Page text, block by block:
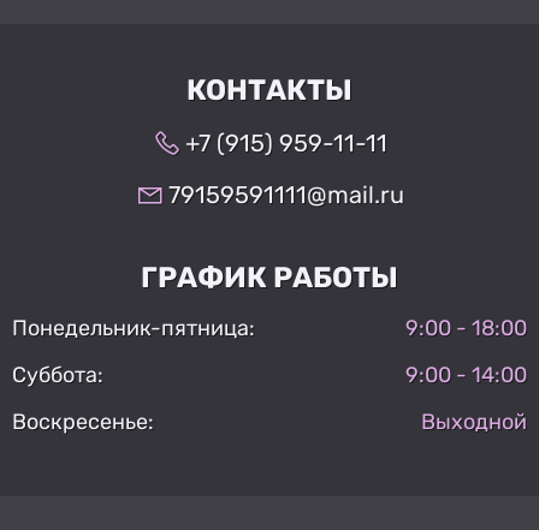
КОНТАКТЫ
+7 (915) 959-11-11
79159591111@mail.ru
ГРАФИК РАБОТЫ
Понедельник-пятница:
9:00 - 18:00
Суббота:
9:00 - 14:00
Воскресенье:
Выходной